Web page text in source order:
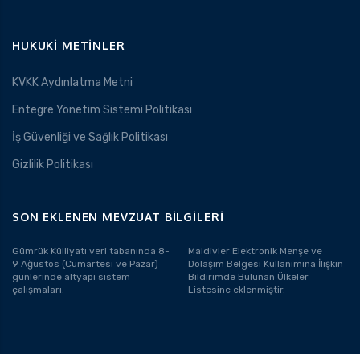
HUKUKI METINLER
KVKK Aydınlatma Metni
Entegre Yönetim Sistemi Politikası
İş Güvenliği ve Sağlık Politikası
Gizlilik Politikası
SON EKLENEN MEVZUAT BILGILERI
Gümrük Külliyatı veri tabanında 8-
9 Ağustos (Cumartesi ve Pazar)
günlerinde altyapı sistem
çalışmaları.
Maldivler Elektronik Menşe ve
Dolaşım Belgesi Kullanımına İlişkin
Bildirimde Bulunan Ülkeler
Listesine eklenmiştir.